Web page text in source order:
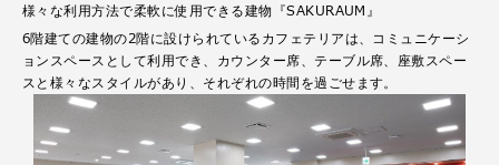
様々な利用方法で柔軟に使用できる建物『SAKURAUM』
6階建ての建物の2階に設けられているカフェテリアは、コミュニケーシ
ョンスペースとして利用でき、カウンター席、テーブル席、座敷スペー
スと様々なスタイルがあり、それぞれの時間を過ごせます。